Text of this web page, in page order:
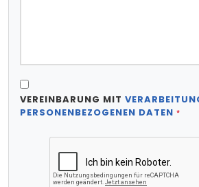
VEREINBARUNG MIT
PERSONENBEZOGENEN DATEN *